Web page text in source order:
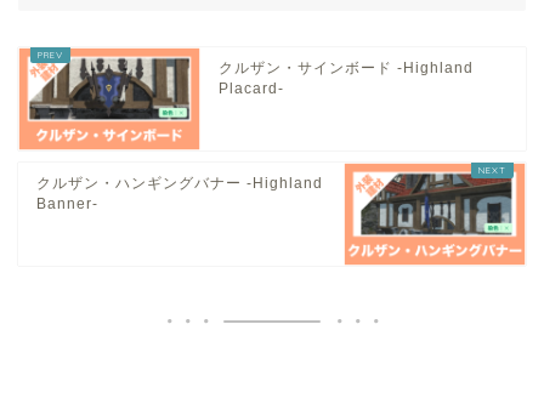
クルザン・サインボード -Highland
Placard-
クルザン・ハンギングバナー -Highland
Banner-